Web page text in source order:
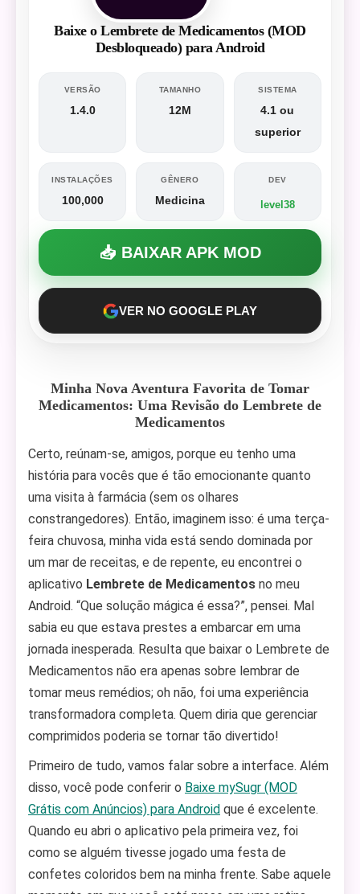
Baixe o Lembrete de Medicamentos (MOD
Desbloqueado) para Android
VERSÃO
1.4.0
TAMANHO
12M
SISTEMA
4.1 ou
superior
INSTALAÇÕES
100,000
GÊNERO
Medicina
DEV
level38
📥 BAIXAR APK MOD
VER NO GOOGLE PLAY
Minha Nova Aventura Favorita de Tomar
Medicamentos: Uma Revisão do Lembrete de
Medicamentos
Certo, reúnam-se, amigos, porque eu tenho uma
história para vocês que é tão emocionante quanto
uma visita à farmácia (sem os olhares
constrangedores). Então, imaginem isso: é uma terça-
feira chuvosa, minha vida está sendo dominada por
um mar de receitas, e de repente, eu encontrei o
aplicativo Lembrete de Medicamentos no meu
Android. “Que solução mágica é essa?”, pensei. Mal
sabia eu que estava prestes a embarcar em uma
jornada inesperada. Resulta que baixar o Lembrete de
Medicamentos não era apenas sobre lembrar de
tomar meus remédios; oh não, foi uma experiência
transformadora completa. Quem diria que gerenciar
comprimidos poderia se tornar tão divertido!
Primeiro de tudo, vamos falar sobre a interface. Além
disso, você pode conferir o Baixe mySugr (MOD
Grátis com Anúncios) para Android que é excelente.
Quando eu abri o aplicativo pela primeira vez, foi
como se alguém tivesse jogado uma festa de
confetes coloridos bem na minha frente. Sabe aquele